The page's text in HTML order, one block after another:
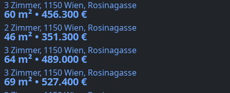
3 Zimmer, 1150 Wien, Rosinagasse
60 m² • 456.300 €
2 Zimmer, 1150 Wien, Rosinagasse
46 m² • 351.300 €
3 Zimmer, 1150 Wien, Rosinagasse
64 m² • 489.000 €
3 Zimmer, 1150 Wien, Rosinagasse
69 m² • 527.400 €